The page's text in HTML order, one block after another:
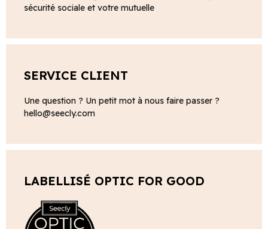
sécurité sociale et votre mutuelle
SERVICE CLIENT
Une question ? Un petit mot à nous faire passer ?
hello@seecly.com
LABELLISÉ OPTIC FOR GOOD